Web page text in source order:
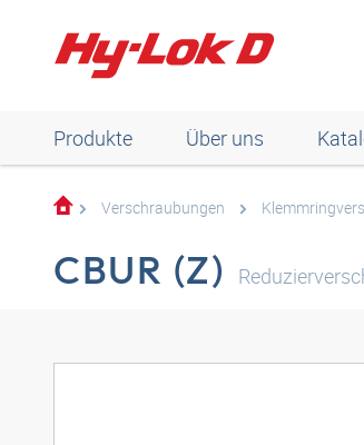
Produkte Über uns
Verschraubungen
CBUR (Z)